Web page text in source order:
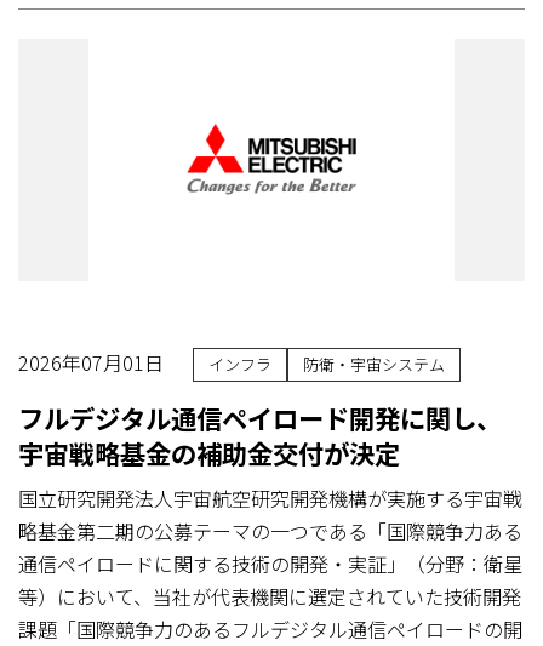
2026年07月01日 インフラ 防衛・宇宙システム
フルデジタル通信ペイロード開発に関し、
宇宙戦略基金の補助金交付が決定
国立研究開発法人宇宙航空研究開発機構が実施する宇宙戦
略基金第二期の公募テーマの一つである「国際競争力ある
通信ペイロードに関する技術の開発・実証」（分野：衛星
等）において、当社が代表機関に選定されていた技術開発
課題「国際競争力のあるフルデジタル通信ペイロードの開